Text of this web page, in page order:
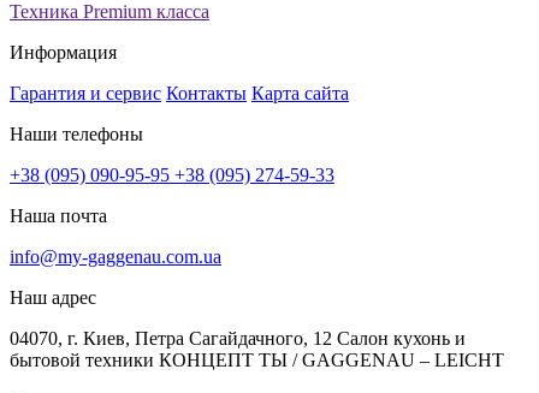
Техника Premium класса
Информация
Гарантия и сервис Контакты Карта сайта
Наши телефоны
+38 (095) 090-95-95 +38 (095) 274-59-33
Наша почта
info@my-gaggenau.com.ua
Наш адрес
04070, г. Киев, Петра Сагайдачного, 12 Салон кухонь и
бытовой техники КОНЦЕПТ ТЫ / GAGGENAU – LEICHT